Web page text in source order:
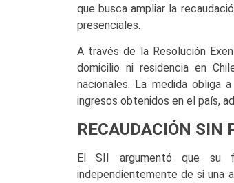
que busca ampliar la
presenciales.
A través de la Resolución
domicilio ni residencia en
nacionales. La medida obliga
ingresos obtenidos en el país,
RECAUDACIÓN SIN
El SII argumentó que su
independientemente de si una